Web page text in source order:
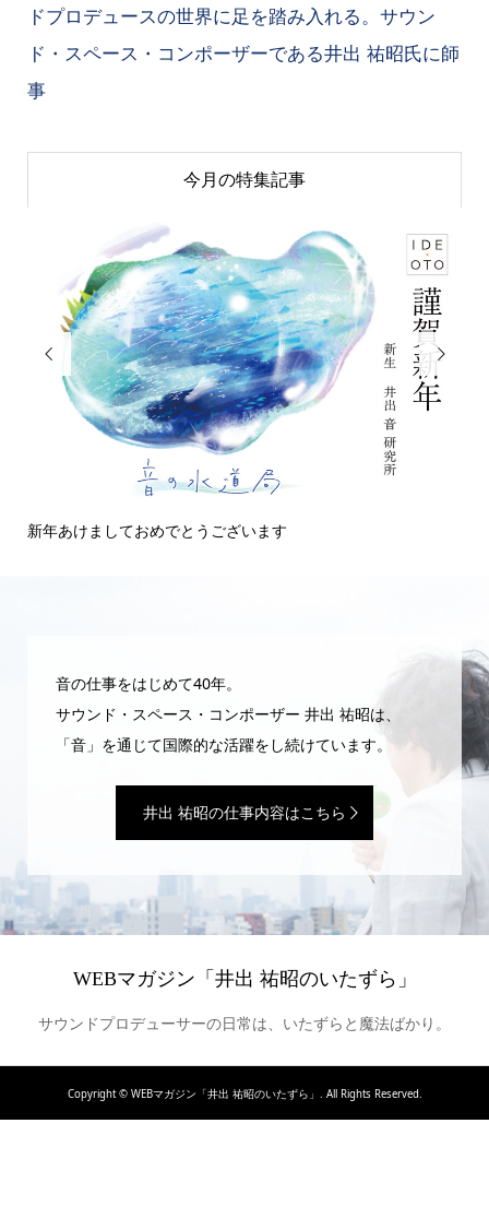
ドプロデュースの世界に足を踏み入れる。サウン
ド・スペース・コンポーザーである井出 祐昭氏に師
事
今月の特集記事

新年あけましておめでとうございます

音の仕事をはじめて40年。
サウンド・スペース・コンポーザー 井出 祐昭は、
「音」を通じて国際的な活躍をし続けています。
井出 祐昭の仕事内容はこちら
WEBマガジン「井出 祐昭のいたずら」
サウンドプロデューサーの日常は、いたずらと魔法ばかり。
Copyright ©WEBマガジン「井出 祐昭のいたずら」. All Rights Reserved.